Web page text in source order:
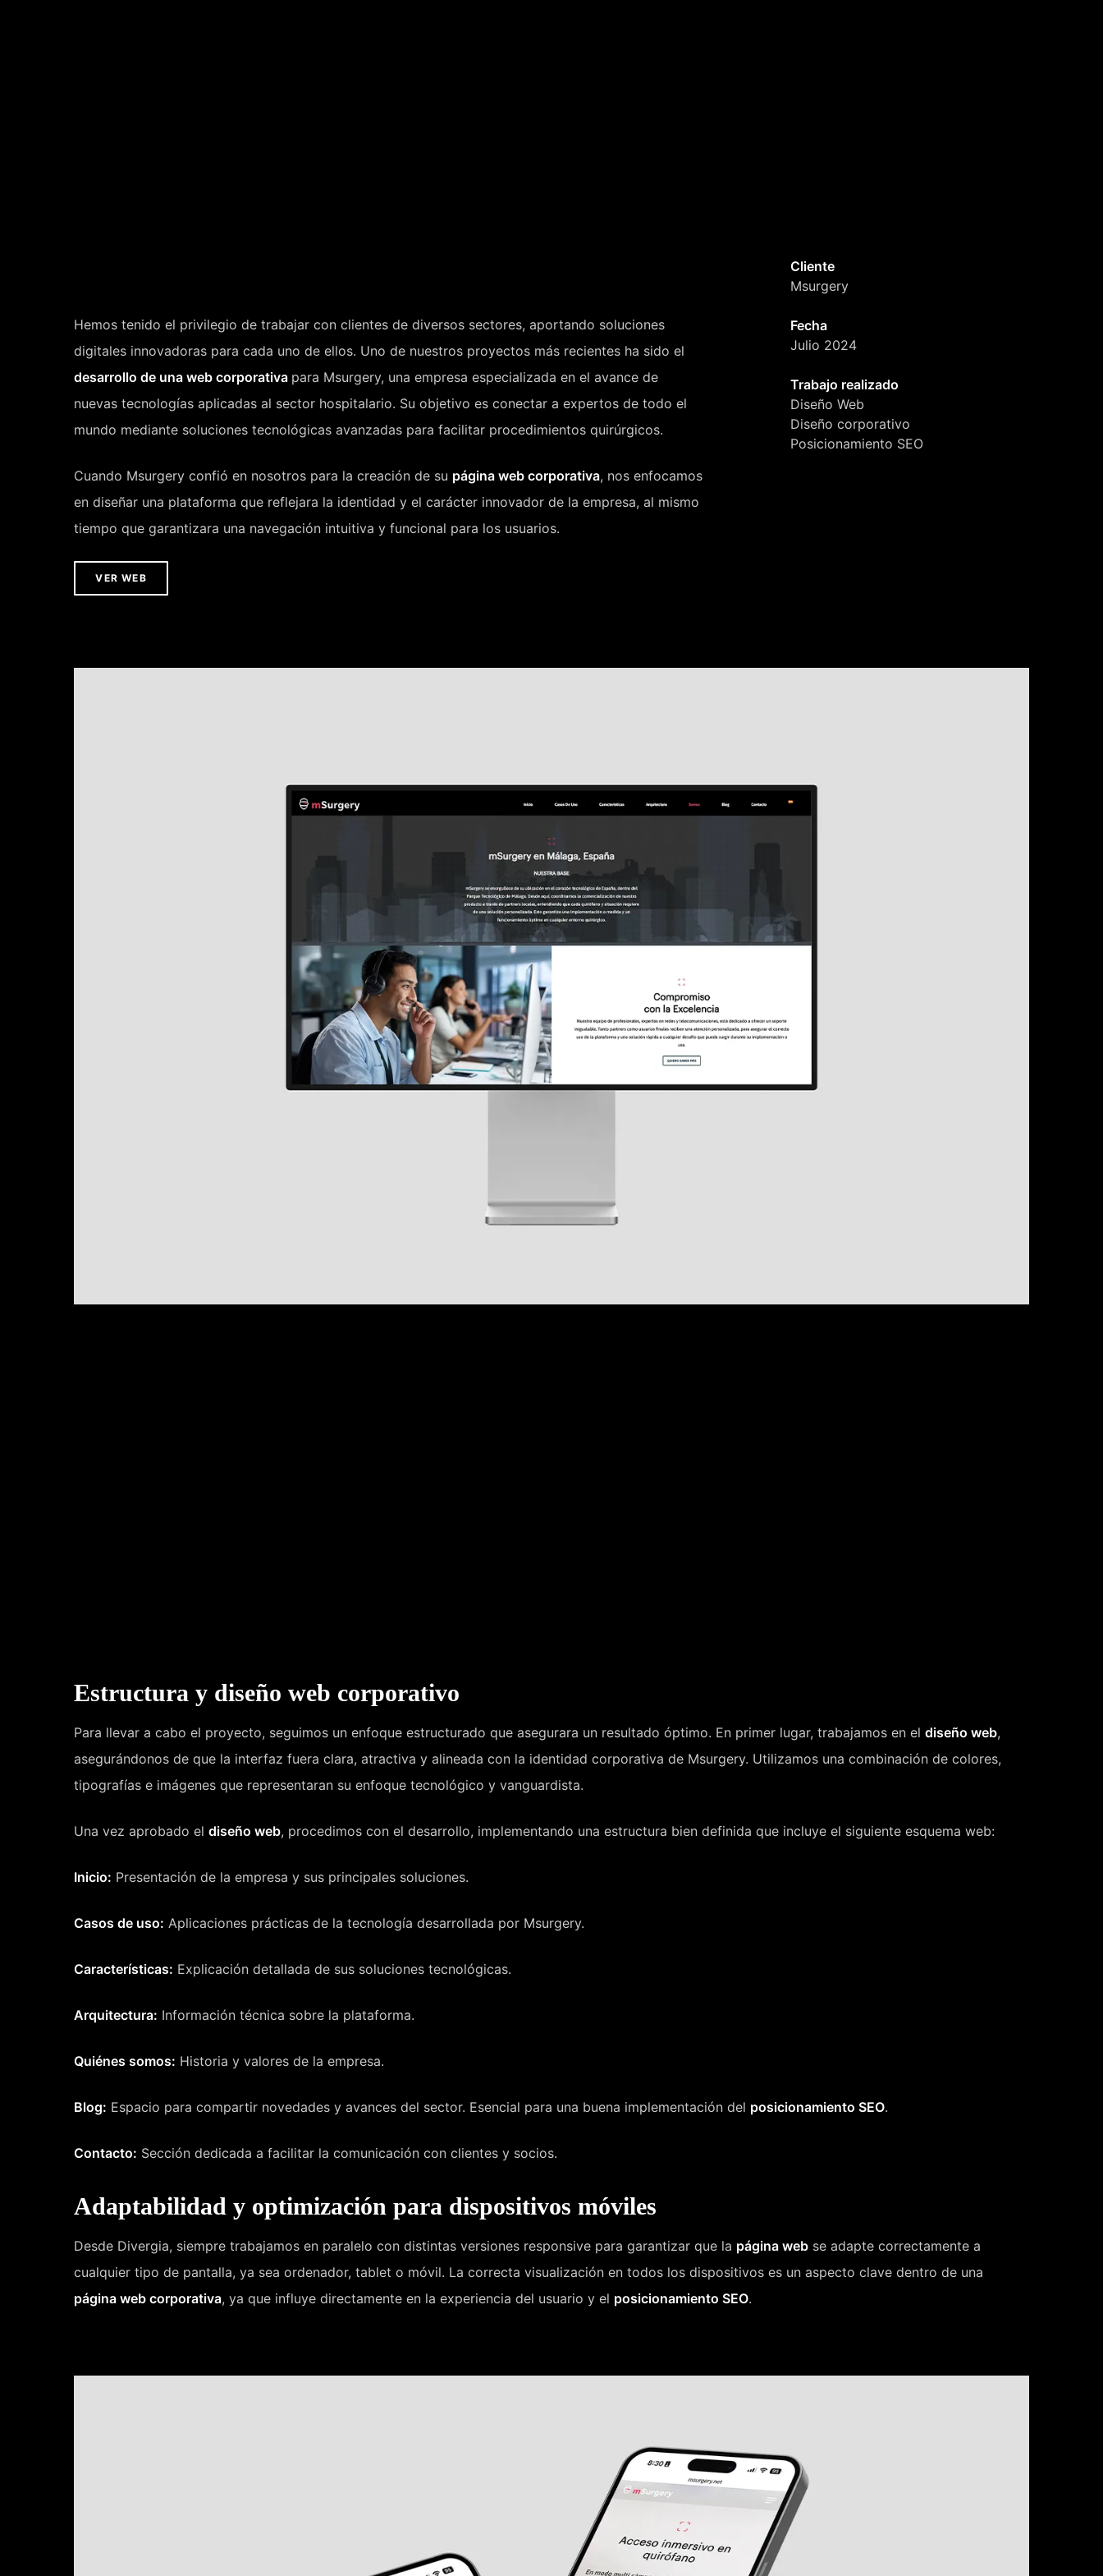
Hemos tenido el privilegio de trabajar con clientes de diversos sectores, aportando soluciones
digitales innovadoras para cada uno de ellos. Uno de nuestros proyectos más recientes ha sido el
desarrollo de una web corporativa para Msurgery, una empresa especializada en el avance de
nuevas tecnologías aplicadas al sector hospitalario. Su objetivo es conectar a expertos de todo el
mundo mediante soluciones tecnológicas avanzadas para facilitar procedimientos quirúrgicos.
Cuando Msurgery confió en nosotros para la creación de su página web corporativa, nos enfocamos
en diseñar una plataforma que reflejara la identidad y el carácter innovador de la empresa, al mismo
tiempo que garantizara una navegación intuitiva y funcional para los usuarios.
VER WEB
Cliente
Msurgery
Fecha
Julio 2024
Trabajo realizado
Diseño Web
Diseño corporativo
Posicionamiento SEO
Estructura y diseño web corporativo
Para llevar a cabo el proyecto, seguimos un enfoque estructurado que asegurara un resultado óptimo. En primer lugar, trabajamos en eldiseño web,
asegurándonos de que la interfaz fuera clara, atractiva y alineada con la identidad corporativa de Msurgery. Utilizamos una combinación de colores,
tipografías e imágenes que representaran su enfoque tecnológico y vanguardista.
Una vez aprobado eldiseño web, procedimos con el desarrollo, implementando una estructura bien definida que incluye el siguiente esquema web:
Inicio: Presentación de la empresa y sus principales soluciones.
Casos de uso: Aplicaciones prácticas de la tecnología desarrollada por Msurgery.
Características: Explicación detallada de sus soluciones tecnológicas.
Arquitectura: Información técnica sobre la plataforma.
Quiénes somos: Historia y valores de la empresa.
Blog: Espacio para compartir novedades y avances del sector. Esencial para una buena implementación del posicionamiento SEO.
Contacto: Sección dedicada a facilitar la comunicación con clientes y socios.
Adaptabilidad y optimización para dispositivos móviles
Desde Divergia, siempre trabajamos en paralelo con distintas versiones responsive para garantizar que la página web se adapte correctamente a
cualquier tipo de pantalla, ya sea ordenador, tablet o móvil. La correcta visualización en todos los dispositivos es un aspecto clave dentro de una
página web corporativa, ya que influye directamente en la experiencia del usuario y el posicionamiento SEO.